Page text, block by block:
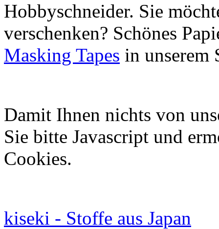
Hobbyschneider. Sie
verschenken? Schönes
Masking Tapes in unserem
Damit Ihnen nichts von
Sie bitte Javascript und
Cookies.
kiseki - Stoffe aus Japan